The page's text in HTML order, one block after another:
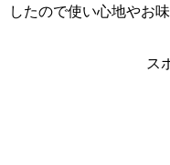
したので使い心地やお
ス